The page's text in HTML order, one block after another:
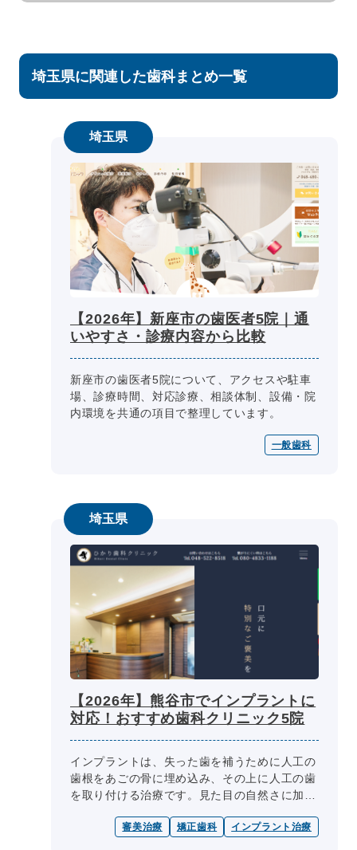
埼玉県に関連した歯科まとめ一覧
埼玉県
【2026年】新座市の歯医者5院｜通
いやすさ・診療内容から比較
新座市の歯医者5院について、アクセスや駐車
場、診療時間、対応診療、相談体制、設備・院
内環境を共通の項目で整理しています。
一般歯科
埼玉県
【2026年】熊谷市でインプラントに
対応！おすすめ歯科クリニック5院
インプラントは、失った歯を補うために人工の
歯根をあごの骨に埋め込み、その上に人工の歯
を取り付ける治療です。見た目の自然さに加
やブリッジに代わる方法として検討さ...
審美治療 矯正歯科 インプラント治療